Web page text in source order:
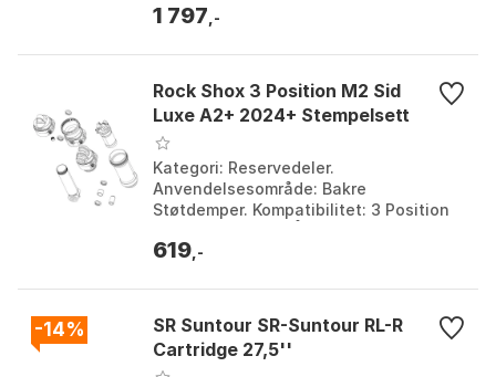
Montering: Øyebolje montering. F...
1 797 ,-
Rock Shox 3 Position M2 Sid
Luxe A2+ 2024+ Stempelsett
Kategori: Reservedeler.
Anvendelsesområde: Bakre
Støtdemper. Kompatibilitet: 3 Position
Farge: Multicolor. Størrelse: One Siz...
619 ,-
-14%
SR Suntour SR-Suntour RL-R
Cartridge 27,5''